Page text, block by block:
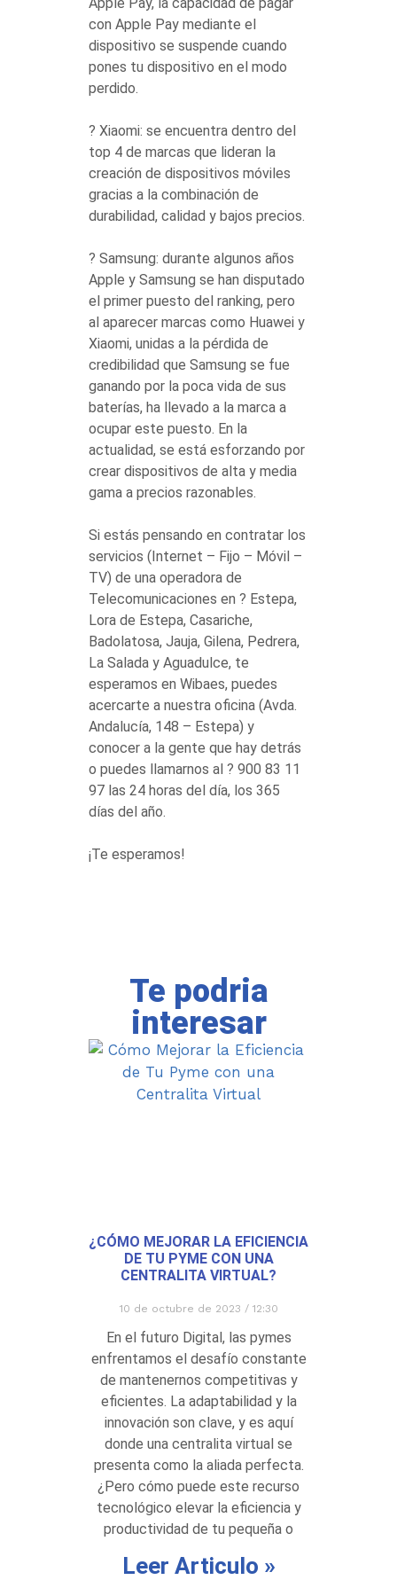
con Apple Pay mediante el
dispositivo se suspende cuando
pones tu dispositivo en el modo
perdido.
? Xiaomi: se encuentra dentro del
top 4 de marcas que lideran la
creación de dispositivos móviles
gracias a la combinación de
durabilidad, calidad y bajos precios.
? Samsung: durante algunos años
Apple y Samsung se han disputado
el primer puesto del ranking, pero
al aparecer marcas como Huawei y
Xiaomi, unidas a la pérdida de
credibilidad que Samsung se fue
ganando por la poca vida de sus
baterías, ha llevado a la marca a
ocupar este puesto. En la
actualidad, se está esforzando por
crear dispositivos de alta y media
gama a precios razonables.
Si estás pensando en contratar los
servicios (Internet – Fijo – Móvil –
TV) de una operadora de
Telecomunicaciones en ? Estepa,
Lora de Estepa, Casariche,
Badolatosa, Jauja, Gilena, Pedrera,
La Salada y Aguadulce, te
esperamos en Wibaes, puedes
acercarte a nuestra oficina (Avda.
Andalucía, 148 – Estepa) y
conocer a la gente que hay detrás
o puedes llamarnos al ? 900 83 11
97 las 24 horas del día, los 365
días del año.
¡Te esperamos!
Te podria
interesar
¿CÓMO MEJORAR LA EFICIENCIA
DE TU PYME CON UNA
CENTRALITA VIRTUAL?
10 de octubre de 2023 12:30
En el futuro Digital, las pymes
enfrentamos el desafío constante
de mantenernos competitivas y
eficientes. La adaptabilidad y la
innovación son clave, y es aquí
donde una centralita virtual se
presenta como la aliada perfecta.
¿Pero cómo puede este recurso
tecnológico elevar la eficiencia y
productividad de tu pequeña o
Leer Articulo »